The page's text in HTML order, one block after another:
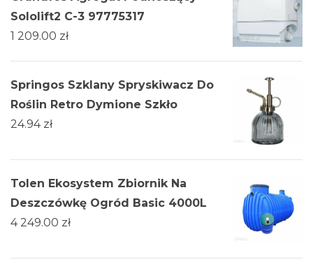
Sololift2 C-3 97775317
1 209.00 zł
Springos Szklany Spryskiwacz Do
Roślin Retro Dymione Szkło
24.94 zł
Tolen Ekosystem Zbiornik Na
Deszczówkę Ogród Basic 4000L
4 249.00 zł